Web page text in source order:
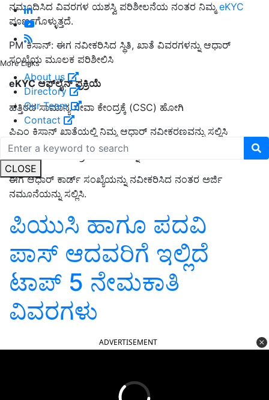
More Links
About us
Directory
Our Team
Contact
CLOSE
ನಮೂದಿಸಿದ ವಿವರಗಳ ಯಶಸ್ವಿ ಪರಿಶೀಲನೆಯ ನಂತರ ನಿಮ್ಮeKYC
ಪೂರ್ಣಗೊಳ್ಳುತ್ತದೆ.
PM ಕಿಸಾನ್: ಈಗ ನವೀಕರಿಸಿದ ಸ್ಥಿತಿ, ಖಾತೆ ವಿವರಗಳನ್ನು ಆಧಾರ್
ಸಂಖ್ಯೆಯ ಮೂಲಕ ಪರಿಶೀಲಿಸಿ
eKYC ಆಫ್‌ಲೈನ್ ಪ್ರಕ್ರಿಯೆ
ಹತ್ತಿರದ ಸಾಮಾನ್ಯ ಸೇವಾ ಕೇಂದ್ರಕ್ಕೆ (CSC) ಹೋಗಿ
ಪಿಎಂ ಕಿಸಾನ್ ಖಾತೆಯಲ್ಲಿ ನಿಮ್ಮ ಆಧಾರ್ ನವೀಕರಣವನ್ನು ಸಲ್ಲಿಸಿ
ಅವರಿಗೆ ಬಯೋಮೆಟ್ರಿಕ್ ವಿವರಗಳನ್ನು ಒದಗಿಸಿ
ಈಗ ಆಧಾರ್ ಕಾರ್ಡ್ ಸಂಖ್ಯೆಯನ್ನು ನವೀಕರಿಸಿದ ನಂತರ ಅರ್ಜಿ
ನಮೂನೆಯನ್ನು ಸಲ್ಲಿಸಿ.
ಪಿಯುಸಿ ಹಾಗೂ ಪದವಿ
ಪಾಸ್‌ ಆದವರಿಗೆ ಇಲ್ಲಿದೆ
ಟಾಪ್‌ 5 ನೇಮಕಾತಿ
ವಿವರಗಳು
ADVERTISEMENT